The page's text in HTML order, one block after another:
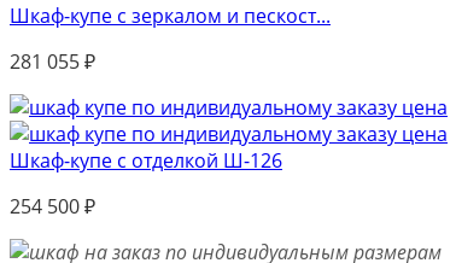
Шкаф-купе с зеркалом и пескост...
281 055₽
Шкаф-купе с отделкой Ш-126
254 500₽